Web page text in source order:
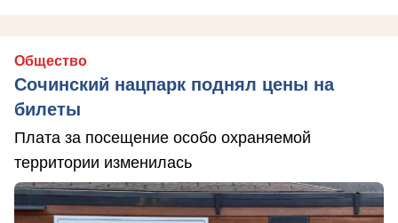
Общество
Сочинский нацпарк поднял цены на
билеты
Плата за посещение особо охраняемой
территории изменилась